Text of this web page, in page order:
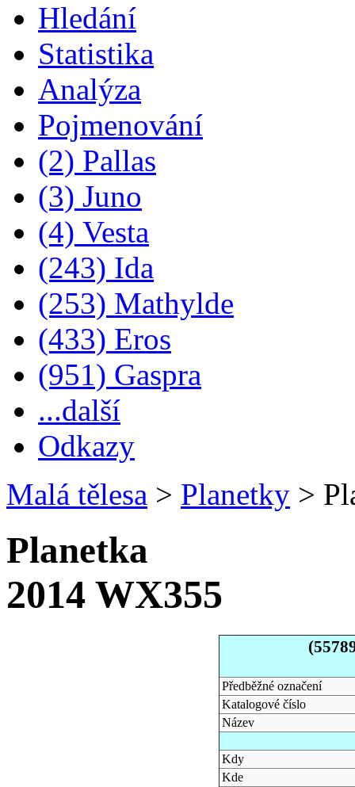
Hledání
Statistika
Analýza
Pojmenování
(2) Pallas
(3) Juno
(4) Vesta
(243) Ida
(253) Mathylde
(433) Eros
(951) Gaspra
...další
Odkazy
Malá tělesa > Planetky >
Planetka
2014 WX355
Předběžné označení
Katalogové číslo
Název
Kdy
Kde